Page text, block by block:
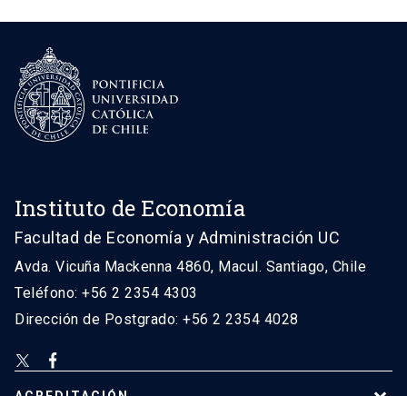
Instituto de Economía
Facultad de Economía y Administración UC
Avda. Vicuña Mackenna 4860, Macul. Santiago, Chile
Teléfono: +56 2 2354 4303
Dirección de Postgrado: +56 2 2354 4028